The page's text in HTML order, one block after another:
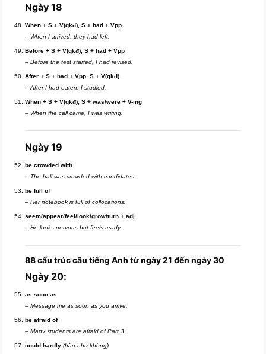
Ngày 18
When + S + V(qkđ), S + had + Vpp
–When I arrived, they had left.
Before + S + V(qkđ), S + had + Vpp
–Before the test started, I had revised.
After + S + had + Vpp, S + V(qkđ)
–After I had eaten, I studied.
When + S + V(qkđ), S + was/were + V-ing
–When the call came, I was writing.
Ngày 19
be crowded with
– The hall was crowded with candidates.
be full of
–Her notebook is full of collocations.
seem/appear/feel/look/grow/turn + adj
–He looks nervous but feels ready.
88 cấu trúc câu tiếng Anh từ ngày 21 đến ngày 30
Ngày 20:
as soon as
–Message me as soon as you arrive.
be afraid of
–Many students are afraid of Part 3.
could hardly (hầu như không)